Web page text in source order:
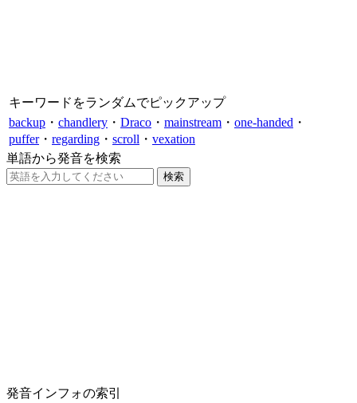
キーワードをランダムでピックアップ
backup ・ chandlery ・ Draco ・ mainstream ・ one-handed ・
puffer・ regarding ・ scroll ・ vexation
単語から発音を検索
発音インフォの索引